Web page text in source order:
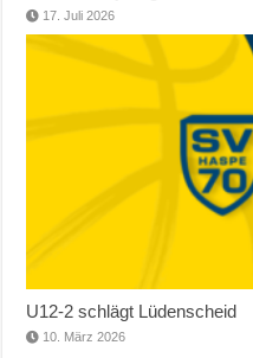
17. Juli 2026
U12-2 schlägt Lüdenscheid
10. März 2026